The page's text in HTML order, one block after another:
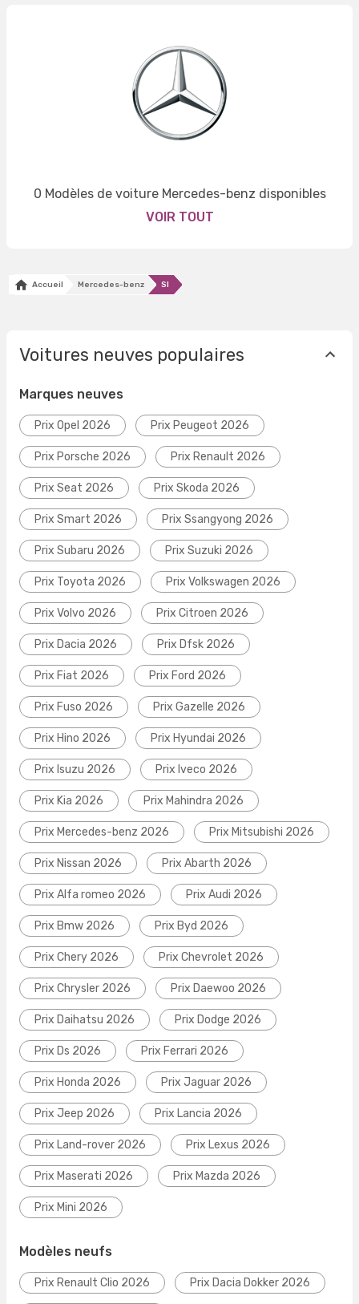
0 Modèles de voiture Mercedes-benz disponibles
VOIR TOUT
Accueil Mercedes-benz Sl
Voitures neuves populaires
Marques neuves
Prix Opel 2026 Prix Peugeot 2026
Prix Porsche 2026 Prix Renault 2026
Prix Seat 2026 Prix Skoda 2026
Prix Smart 2026 Prix Ssangyong 2026
Prix Subaru 2026 Prix Suzuki 2026
Prix Toyota 2026 Prix Volkswagen 2026
Prix Volvo 2026 Prix Citroen 2026
Prix Dacia 2026 Prix Dfsk 2026
Prix Fiat 2026 Prix Ford 2026
Prix Fuso 2026 Prix Gazelle 2026
Prix Hino 2026 Prix Hyundai 2026
Prix Isuzu 2026 Prix Iveco 2026
Prix Kia 2026 Prix Mahindra 2026
Prix Mercedes-benz 2026 Prix Mitsubishi 2026
Prix Nissan 2026 Prix Abarth 2026
Prix Alfa romeo 2026 Prix Audi 2026
Prix Bmw 2026 Prix Byd 2026
Prix Chery 2026 Prix Chevrolet 2026
Prix Chrysler 2026 Prix Daewoo 2026
Prix Daihatsu 2026 Prix Dodge 2026
Prix Ds 2026 Prix Ferrari 2026
Prix Honda 2026 Prix Jaguar 2026
Prix Jeep 2026 Prix Lancia 2026
Prix Land-rover 2026 Prix Lexus 2026
Prix Maserati 2026 Prix Mazda 2026
Prix Mini 2026
Modèles neufs
Prix Renault Clio 2026 Prix Dacia Dokker 2026